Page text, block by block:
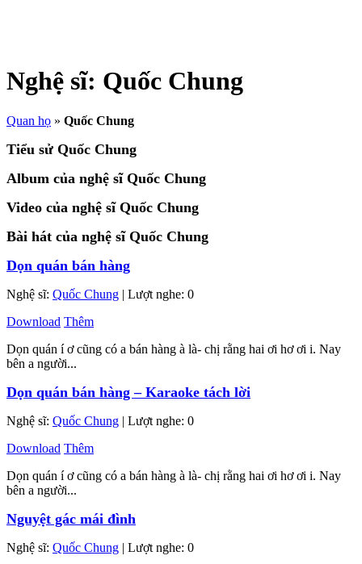
Nghệ sĩ: Quốc Chung
Quan họ » Quốc Chung
Tiểu sử Quốc Chung
Album của nghệ sĩ Quốc Chung
Video của nghệ sĩ Quốc Chung
Bài hát của nghệ sĩ Quốc Chung
Dọn quán bán hàng
Nghệ sĩ: Quốc Chung | Lượt nghe: 0
Download Thêm
Dọn quán í ơ cũng có a bán hàng à là- chị rằng hai ơi hơ ơi i. Nay
bên a người...
Dọn quán bán hàng – Karaoke tách lời
Nghệ sĩ: Quốc Chung | Lượt nghe: 0
Download Thêm
Dọn quán í ơ cũng có a bán hàng à là- chị rằng hai ơi hơ ơi i. Nay
bên a người...
Nguyệt gác mái đình
Nghệ sĩ: Quốc Chung | Lượt nghe: 0